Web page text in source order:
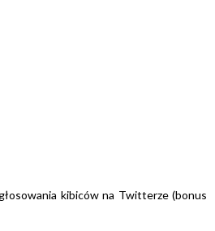
kibiców na Twitterze (bonus